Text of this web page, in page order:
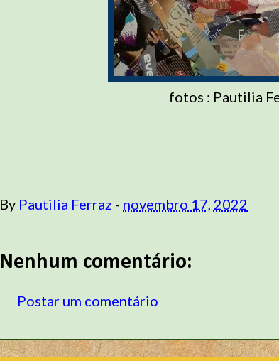
fotos : Pautilia
By Pautilia Ferraz - novembro 17, 2022
Nenhum comentário:
Postar um comentário